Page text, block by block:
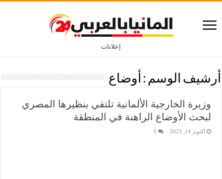
إعلانات
أرشيف الوسم : أوضاع
وزيرة الخارجية الألمانية تلتقي بنظيرها المصري
لبحث الأوضاع الراهنة في المنطقة
أكتوبر 14, 2023 0